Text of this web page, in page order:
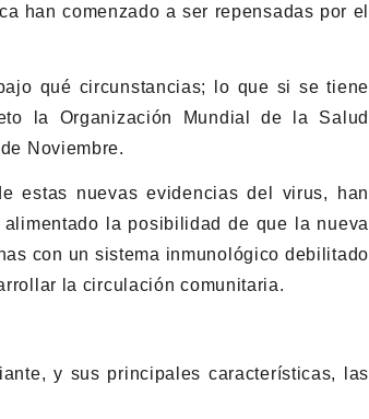
han comenzado a ser repensadas por el
qué circunstancias; lo que si se tiene
la Organización Mundial de la Salud
Noviembre.
estas nuevas evidencias del virus, han
la posibilidad de que la nueva
con un sistema inmunológico debilitado
la circulación comunitaria.
y sus principales características, las